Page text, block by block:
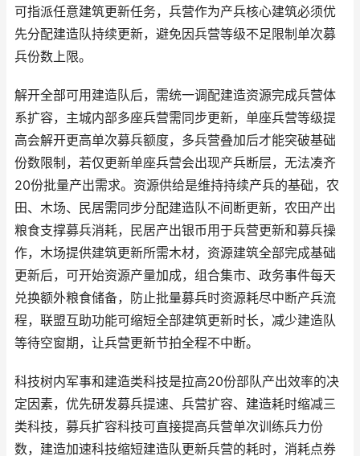
可指派任意建筑更新任务，兵营作为产兵核心建筑必须优
先分配建造队持续更新，避免因兵营等级不足限制单次募
兵份数上限。
解开全部可用建造队后，需统一调配建造资源完成兵营体
系扩容，主城内部多座兵营需同步更新，单座兵营等级提
高会解开更高单次募兵额度，多兵营叠加后才能突破基础
份数限制，若仅更新单座兵营会出现产兵断层，无法凑齐
20份批量产出需求。资源供给是维持持续产兵的基础，农
田、木场、民居需同步分配建造队不间断更新，农田产出
粮食支撑募兵消耗，民居产出银币用于兵营更新和募兵操
作，木场提供建筑更新所需木材，资源建筑全部完成基础
更新后，可开始资源产量加成，组合集市、政务事件每天
兑换额外粮食储备，防止批量募兵时资源耗尽中断产兵流
程，联盟互助功能可缩短全部建筑更新时长，减少建造队
等待空窗期，让兵营更新节拍全程不中断。
科技树内军事和建造类科技是拉高20份部队产出效率的决
定因素，优先研发募兵提速、兵营扩容、建造耗时缩减三
类科技，募兵扩容科技可直接提高兵营单次训练兵力份
数，建造加速科技缩短建造队更新兵营的耗时，消耗点券